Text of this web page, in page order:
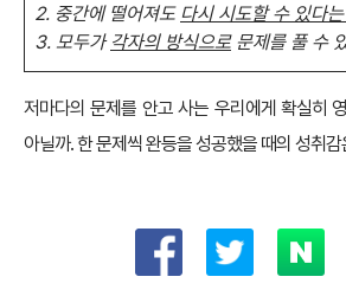
2. 중간에 떨어져도 다시 시도할 수 있다
3. 모두가 각자의 방식으로문제를 풀 수
저마다의 문제를 안고 사는 우리에게 확실히
아닐까. 한 문제씩 완등을 성공했을 때의 성취